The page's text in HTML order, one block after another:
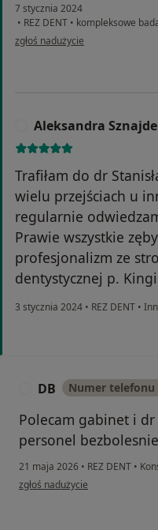
7 stycznia 2024
• REZ DENT • kompleksowe
w opinii użytkownika Beata
zgłoś nadużycie
Aleksandra
Trafiłam do dr
wielu przejściach u
regularnie
Prawie wszystkie
profesjonalizm ze
dentystycznej p.
3 stycznia 2024 • REZ DENT •
DB Numer
Polecam gabinet i dr
personel bezbolesnie
21 maja 2026 • REZ DENT •
w opinii użytkownika DB
zgłoś nadużycie